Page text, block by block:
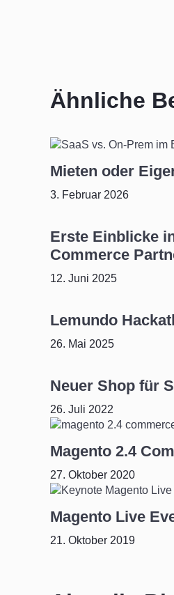
Ähnliche
Mieten oder
3. Februar 2026
Erste Einblicke
Commerce
12. Juni 2025
Lemundo
26. Mai 2025
Neuer Shop für
26. Juli 2022
Magento 2.4
27. Oktober 2020
Magento Live
21. Oktober 2019